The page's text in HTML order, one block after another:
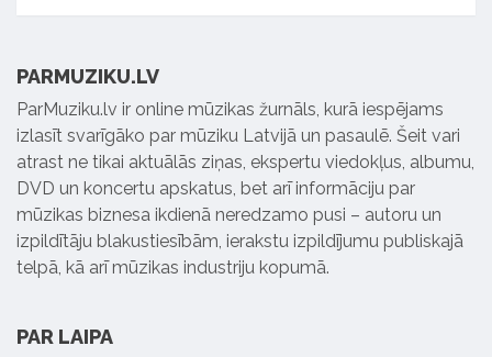
PARMUZIKU.LV
ParMuziku.lv ir online mūzikas žurnāls, kurā iespējams
izlasīt svarīgāko par mūziku Latvijā un pasaulē. Šeit vari
atrast ne tikai aktuālās ziņas, ekspertu viedokļus, albumu,
DVD un koncertu apskatus, bet arī informāciju par
mūzikas biznesa ikdienā neredzamo pusi – autoru un
izpildītāju blakustiesībām, ierakstu izpildījumu publiskajā
telpā, kā arī mūzikas industriju kopumā.
PAR LAIPA